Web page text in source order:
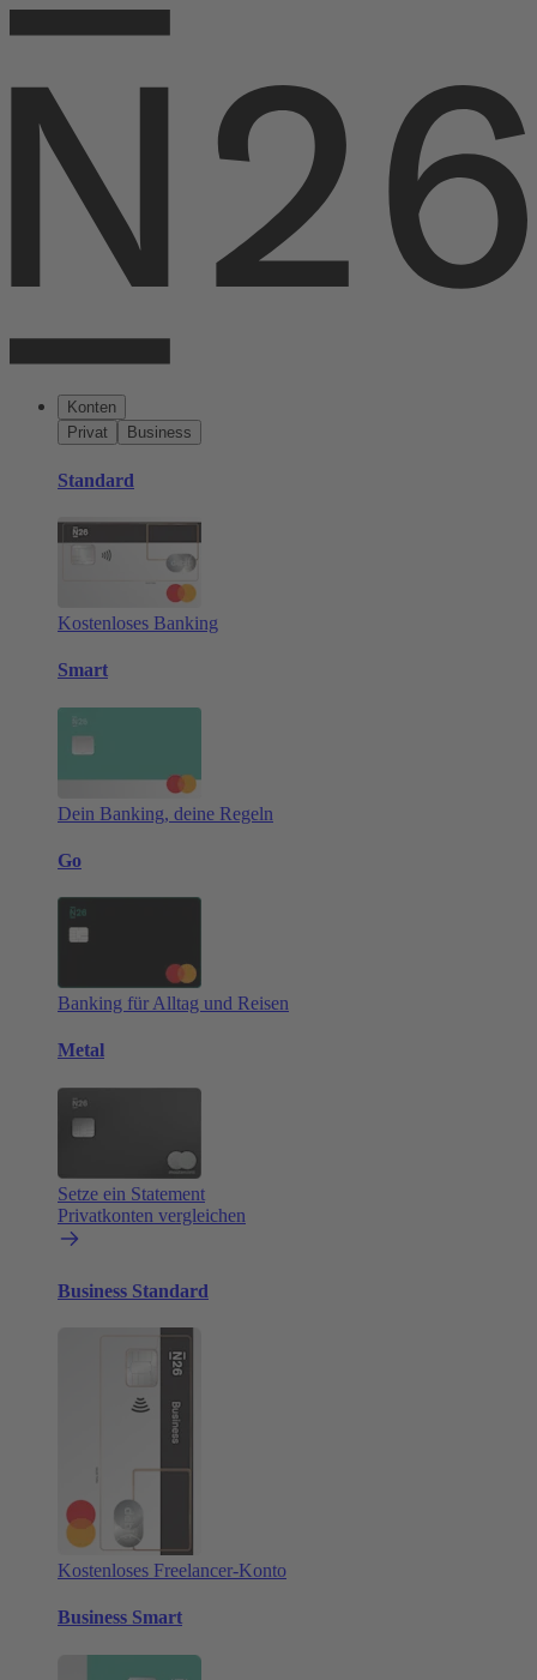
Konten
Privat
Business
Standard
Kostenloses Banking
Smart
Dein Banking, deine Regeln
Go
Banking für Alltag und Reisen
Metal
Setze ein Statement
Privatkonten vergleichen
Business Standard
Kostenloses Freelancer-Konto
Business Smart